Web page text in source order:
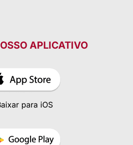
APLICATIVO
para iOS